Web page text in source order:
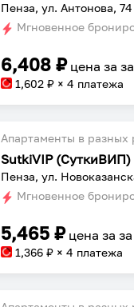
Пенза, ул. Антонова, 74
Мгновенное
6,408 ₽ цена за
1,602 ₽ × 4 платежа
Апартаменты в разных
Пенза, ул.
Мгновенное
5,465 ₽ цена за
1,366 ₽ × 4 платежа